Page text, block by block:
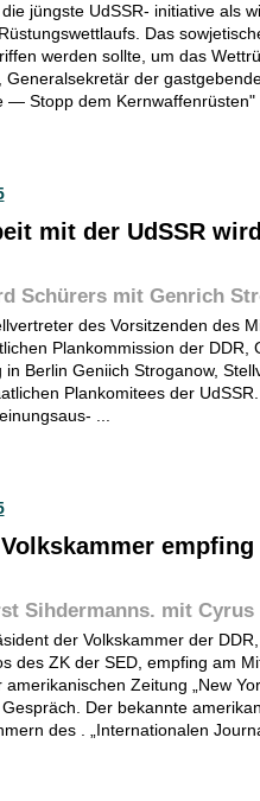
jüngste UdSSR- initiative als
Das
werden sollte, um das
Generalsekretär der
— Stopp dem Kernwaffenrüsten"
mit der UdSSR
Schürers mit Genrich
des Vorsitzenden des
Plankommission der DDR,
Berlin Geniich Stroganow,
Plankomitees der
...
empfing
Sihdermanns. mit Cyrus
der Volkskammer der
des ZK der SED, empfing am
Zeitung „New
Der bekannte
des . „Internationalen